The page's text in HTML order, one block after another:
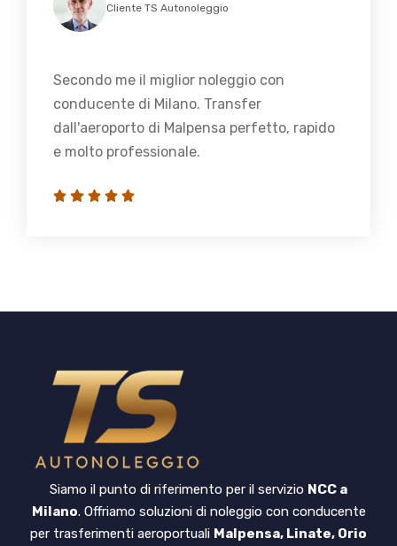
Cliente TS Autonoleggio
Secondo me il miglior noleggio con
conducente di Milano. Transfer
dall'aeroporto di Malpensa perfetto, rapido
e molto professionale.
Siamo il punto di riferimento per il servizio NCC a
Milano. Offriamo soluzioni di noleggio con conducente
per trasferimenti aeroportuali Malpensa, Linate, Orio